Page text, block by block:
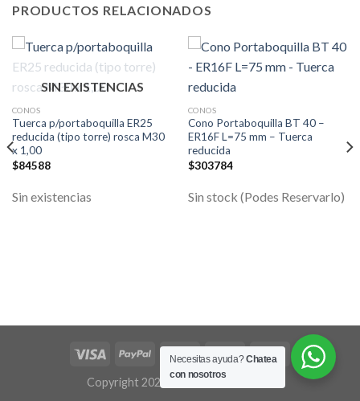
PRODUCTOS RELACIONADOS
SIN EXISTENCIAS
CONOS
Tuerca p/portaboquilla ER25
reducida (tipo torre) rosca M30
x 1,00
$84588
Sin existencias
CONOS
Cono Portaboquilla BT 40 –
ER16F L=75 mm – Tuerca
reducida
$303784
Sin stock (Podes Reservarlo)
Copyright 2026 ©Flatsome Theme
Necesitas ayuda?Chatea
con nosotros